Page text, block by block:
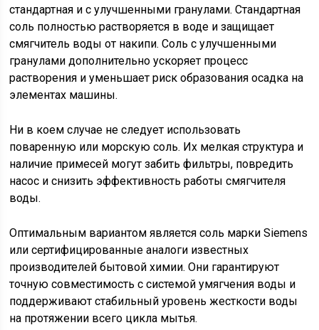
стандартная и с улучшенными гранулами. Стандартная
соль полностью растворяется в воде и защищает
смягчитель воды от накипи. Соль с улучшенными
гранулами дополнительно ускоряет процесс
растворения и уменьшает риск образования осадка на
элементах машины.
Ни в коем случае не следует использовать
поваренную или морскую соль. Их мелкая структура и
наличие примесей могут забить фильтры, повредить
насос и снизить эффективность работы смягчителя
воды.
Оптимальным вариантом является соль марки Siemens
или сертифицированные аналоги известных
производителей бытовой химии. Они гарантируют
точную совместимость с системой умягчения воды и
поддерживают стабильный уровень жесткости воды
на протяжении всего цикла мытья.